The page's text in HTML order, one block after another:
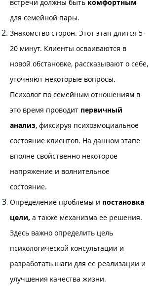
встречи должны быть комфортным
для семейной пары.
Знакомство сторон. Этот этап длится 5-
20 минут. Клиенты осваиваются в
новой обстановке, рассказывают о себе,
уточняют некоторые вопросы.
Психолог по семейным отношениям в
это время проводит первичный
анализ, фиксируя психоэмоциальное
состояние клиентов. На данном этапе
вполне свойственно некоторое
напряжение и волнительное
состояние.
Определение проблемы и постановка
цели, а также механизма ее решения.
Здесь важно определить цель
психологической консультации и
разработать шаги для ее реализации и
улучшения качества жизни.